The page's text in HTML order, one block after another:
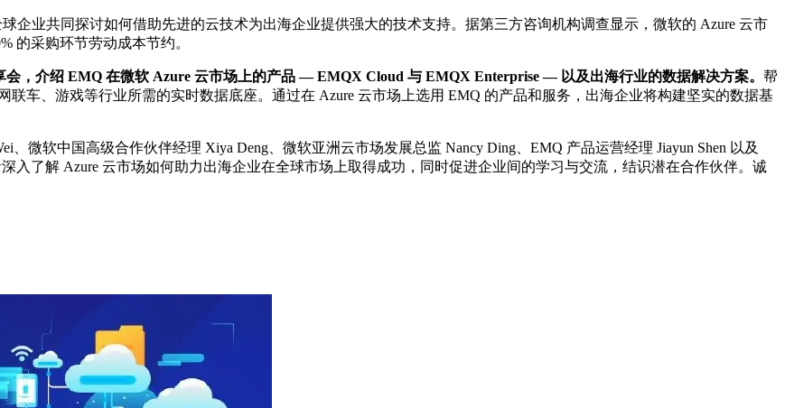
企业共同探讨如何借助先进的云技术为出海企业提供强大的技术支持。据第三方咨询机构调查显示，微软的 Azure 云市
的采购环节劳动成本节约。
会，介绍 EMQ 在微软 Azure 云市场上的产品 — EMQX Cloud 与 EMQX Enterprise — 以及出海行业的数据解决方案。 帮
车、游戏等行业所需的实时数据底座。通过在 Azure 云市场上选用 EMQ 的产品和服务，出海企业将构建坚实的数据基
微软中国高级合作伙伴经理 Xiya Deng、微软亚洲云市场发展总监 Nancy Ding、EMQ 产品运营经理 Jiayun Shen 以及
入了解 Azure 云市场如何助力出海企业在全球市场上取得成功，同时促进企业间的学习与交流，结识潜在合作伙伴。诚